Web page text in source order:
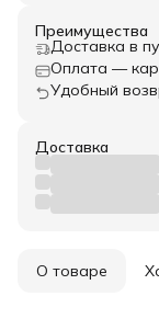
Преимущества
Доставка в
Оплата —
Удобный
Доставка
О товаре